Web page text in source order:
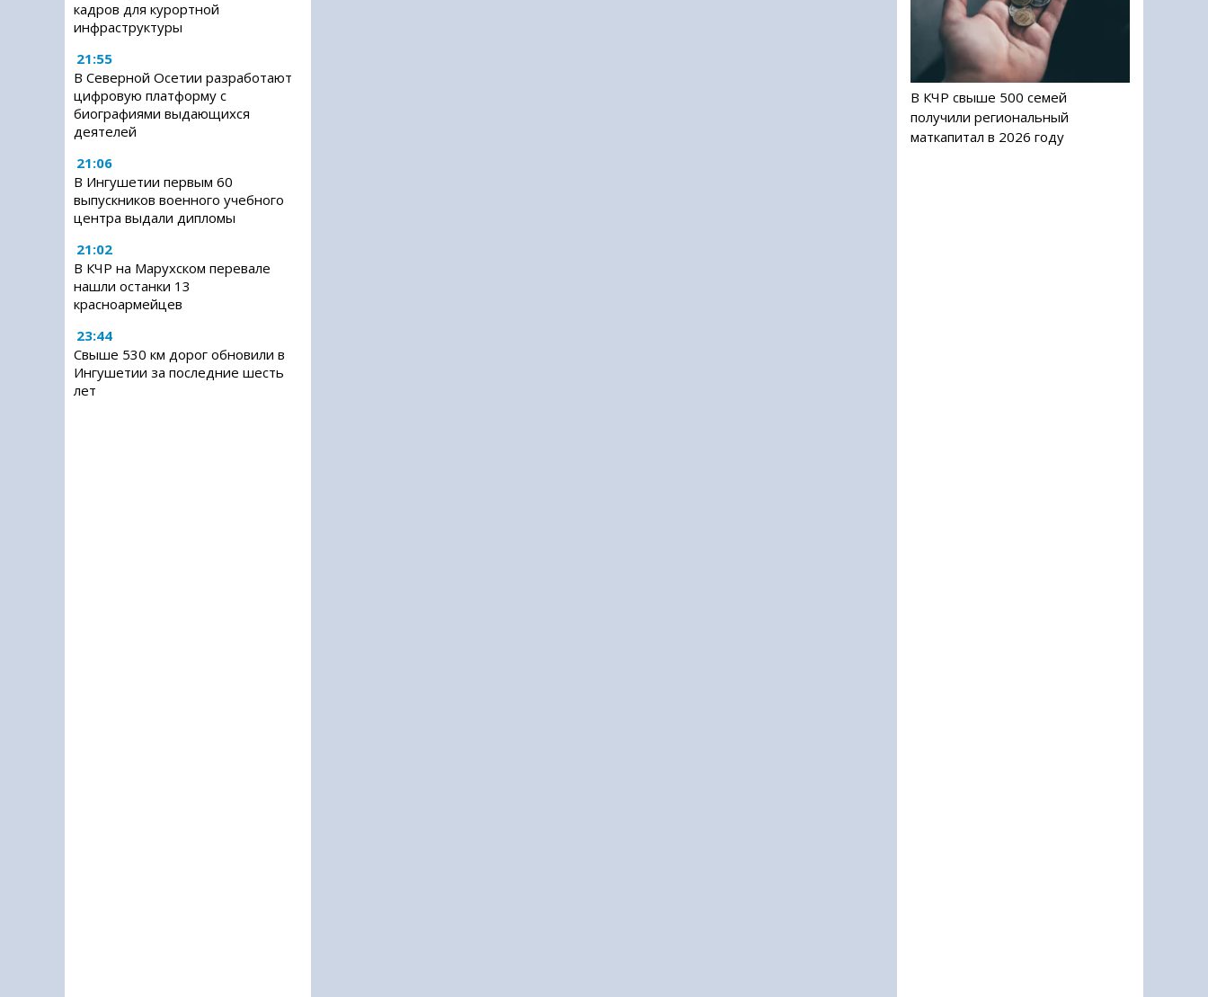
кадров для курортной
инфраструктуры
21:55
В Северной Осетии разработают
цифровую платформу с
биографиями выдающихся
деятелей
21:06
В Ингушетии первым 60
выпускников военного учебного
центра выдали дипломы
21:02
В КЧР на Марухском перевале
нашли останки 13
красноармейцев
23:44
Свыше 530 км дорог обновили в
Ингушетии за последние шесть
лет
В КЧР свыше 500 семей
получили региональный
маткапитал в 2026 году